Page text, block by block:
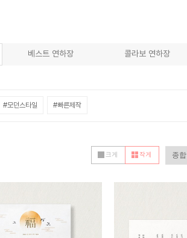
베스트 연하장 콜라보 연하장
#모던스타일 #빠른제작
크게 작게